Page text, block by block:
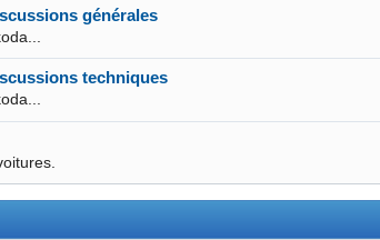
générales
techniques